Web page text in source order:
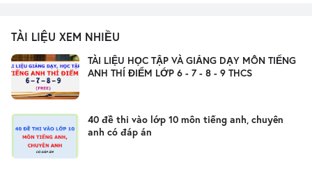
TÀI LIỆU XEM NHIỀU
TÀI LIỆU HỌC TẬP VÀ GIẢNG DẠY MÔN TIẾNG
ANH THÍ ĐIỂM LỚP 6 - 7 - 8 - 9 THCS
40 đề thi vào lớp 10 môn tiếng anh, chuyên
anh có đáp án